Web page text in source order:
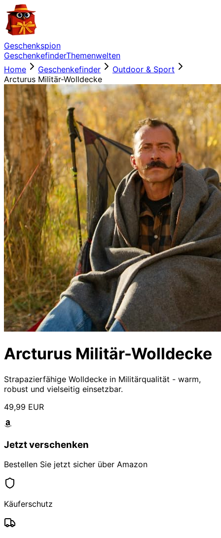
Geschenkspion
GeschenkefinderThemenwelten
Home
Geschenkefinder
Outdoor & Sport
Arcturus Militär-Wolldecke
Arcturus Militär-Wolldecke
Strapazierfähige Wolldecke in Militärqualität - warm,
robust und vielseitig einsetzbar.
49,99 EUR
Jetzt verschenken
Bestellen Sie jetzt sicher über Amazon
Käuferschutz